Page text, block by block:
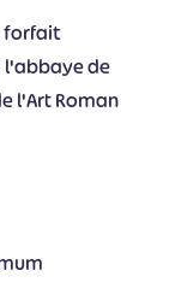
forfait
l'abbaye de
l'Art Roman